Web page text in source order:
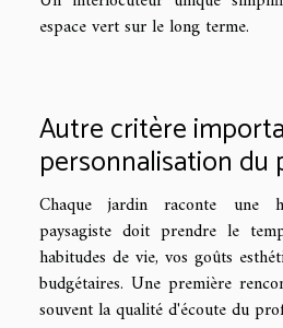
espace vert sur le long terme.
Autre critère
personnalisation du
Chaque jardin raconte une
paysagiste doit prendre le
habitudes de vie, vos goûts
budgétaires. Une première
souvent la qualité d'écoute du